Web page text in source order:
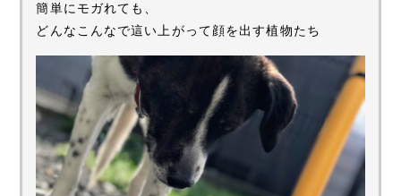
簡単にモガれても、
どんなこんなで這い上がって顔を出す植物たち